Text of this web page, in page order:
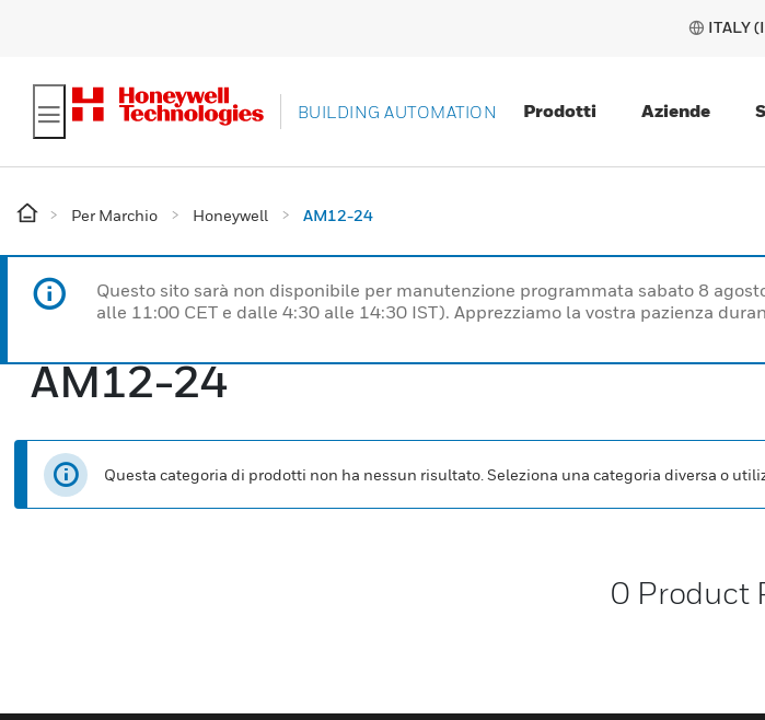
ITALY
BUILDING AUTOMATION Prodotti Aziende
Per Marchio Honeywell AM12-24
Questo sito sarà non disponibile per manutenzione programmata sabato 8
alle 11:00 CET e dalle 4:30 alle 14:30 IST). Apprezziamo la vostra pazienza
AM12-24
Questa categoria di prodotti non ha nessun risultato. Seleziona una categoria diversa o
0 Product